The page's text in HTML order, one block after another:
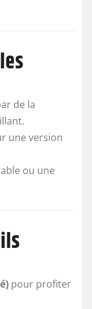
de la
une version
ou une
pour profiter